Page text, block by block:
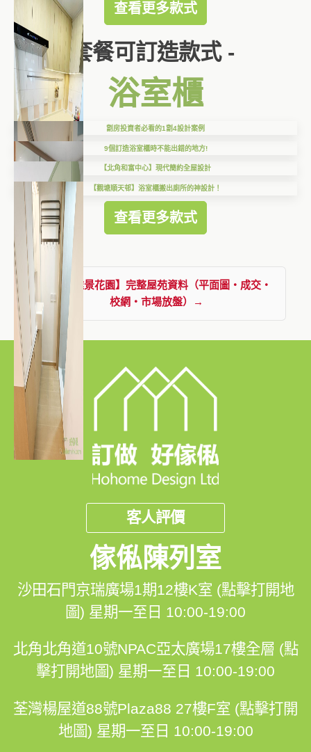
查看更多款式
套餐可訂造款式 -
浴室櫃
劏房投資者必看的1劏4設計案例
9個訂造浴室櫃時不能出錯的地方!
【北角和富中心】現代簡約全屋設計
【觀塘順天邨】浴室櫃搬出廁所的神設計！
查看更多款式
查看【雅景花園】完整屋苑資料（平面圖・成交・
校網・市場放盤）→
客人評價
傢俬陳列室
沙田石門京瑞廣場1期12樓K室 (點擊打開地
圖) 星期一至日 10:00-19:00
北角北角道10號NPAC亞太廣場17樓全層 (點
擊打開地圖) 星期一至日 10:00-19:00
荃灣楊屋道88號Plaza88 27樓F室 (點擊打開
地圖) 星期一至日 10:00-19:00